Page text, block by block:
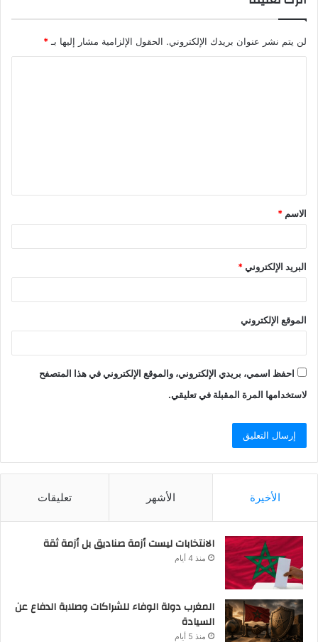
لن يتم نشر عنوان بريدك الإلكتروني. الحقول الإلزامية مشار إليها بـ *
الاسم *
البريد الإلكتروني*
الموقع الإلكتروني
احفظ اسمي، بريدي الإلكتروني، والموقع الإلكتروني في هذا المتصفح
لاستخدامها المرة المقبلة في تعليقي.
الأخيرة الأشهر تعليقات
الانتخابات ليست أزمة صناديق بل أزمة ثقة
منذ 4 أيام
المغرب دولة الوفاء للشراكات وصلابة الدفاع عن
السيادة
منذ 5 أيام